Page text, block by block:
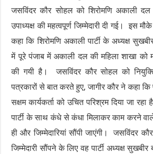
जसविंदर कौर सोहल को शिरोमणि अकाली दल
उपाध्यक्ष की महत्वपूर्ण जिम्मेदारी दी गई। इस
कहा कि शिरोमणि अकाली पार्टी के अध्यक्ष
में पूरे पंजाब में अकाली दल की महिला शाखा को
की गयी है। जसविंदर कौर सोहल को
पत्रकारों से बात करते हुए, जागीर कौर ने कहा कि
सक्षम कार्यकर्ता को उचित परिश्रम दिया जा
पार्टी के साथ कंधे से कंधा मिलाकर काम करने
ही और जिम्मेदारियां सौंपी जाएंगी। जसविंदर
जिम्मेदारी सौंपने के लिए वह पार्टी अध्यक्ष